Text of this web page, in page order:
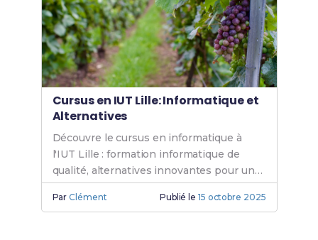
Cursus en IUT Lille: Informatique et
Alternatives
Découvre le cursus en informatique à
l'IUT Lille : formation informatique de
qualité, alternatives innovantes pour un
BUT informatique Lille. Rejoins l'IUT
informatique dès aujourd'hui.
ParClément Publié le 15 octobre 2025